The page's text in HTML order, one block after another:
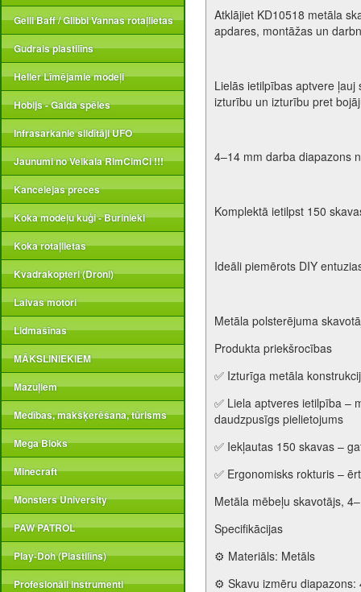
Gelli Baff / Glibbi Vannas rotaļlietas
Gudrais plastilīns
Heller Līmējamie modeļi
Hobijs - Galda spēles
Infrasarkanie sildītāji UFO
Jaunumi no Veikala RimCimCi !!!
Kancelejas preces
Koka modeļu kuģi - Burinieki
Koka rotaļlietas
Kvadrakopteri (Droni)
Laivas motori
Lidmašīnas
MĀKSLINIEKIEM
Mazuļiem
Medības, makšķerēšana, tūrisms
Mega Bloks
Minecraft
Monsters University
PAW PATROL
Play-Doh (Plastilīns)
Profesionāli instrumenti
Atklājiet KD10518 metāla
apdares, montāžas un
Lielās ietilpības aptvere
izturību un izturību pret
4–14 mm darba diapazons
Komplektā ietilpst 150
Ideāli piemērots DIY
Metāla polsterējuma
Produkta priekšrocības
✅ Izturīga metāla
✅ Liela aptveres ietilpība –
daudzpusīgs pielietojums
✅ Iekļautas 150 skavas –
✅ Ergonomisks rokturis –
Metāla mēbeļu skavotājs,
Specifikācijas
⚙️ Materiāls: Metāls
⚙️ Skavu izmēru diapazons: